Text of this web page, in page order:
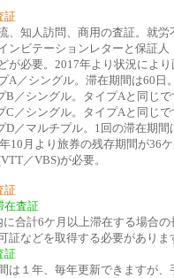
証
、知人訪問、商用の査証。就労
ンビテーションレターと保証人
が必要。2017年より状況によ
A／シングル。滞在期間は60日
B／シングル。タイプAと同じで
C／シングル。タイプAと同じ
D／マルチプル。1回の滞在期
10月より旅券の残存期間が36
／VBS)が必要。
証
在査証
に合計6ケ月以上滞在する場合
証などを取得する必要がありま
証
は１年、毎年更新できますが、